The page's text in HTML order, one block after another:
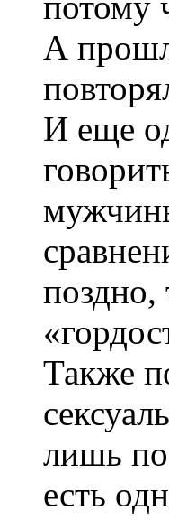
А
И еще
поздно,
Также
лишь
есть